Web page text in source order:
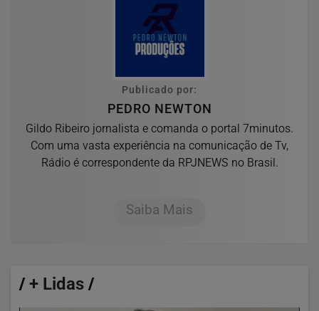
Publicado por:
PEDRO NEWTON
Gildo Ribeiro jornalista e comanda o portal 7minutos.
Com uma vasta experiência na comunicação de Tv,
Rádio é correspondente da RPJNEWS no Brasil.
Saiba Mais
/ + Lidas /